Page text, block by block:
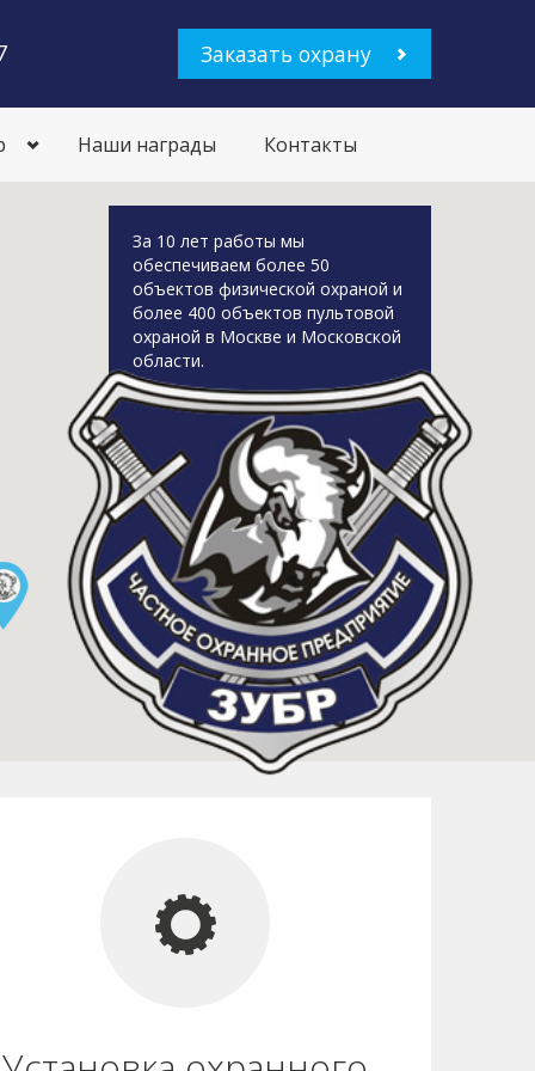
Заказать охрану
Наши награды Контакты
За 10 лет работы мы
обеспечиваем более 50
объектов физической охраной и
более 400 объектов пультовой
охраной в Москве и Московской
области.